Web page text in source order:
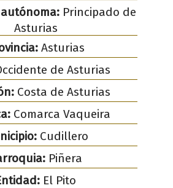
Principado de
Asturias
Asturias
de Asturias
Costa de Asturias
Comarca Vaqueira
Cudillero
Piñera
El Pito